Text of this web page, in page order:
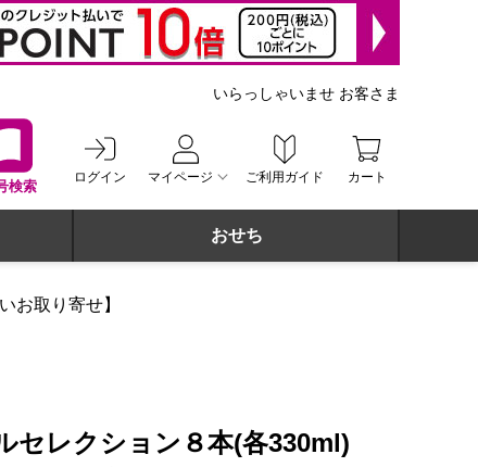
検索
ログイン マイページ ご利用ガイド カート
いらっしゃいませ お客さま
おせち
お取り寄せ】
セレクション８本(各330ml)